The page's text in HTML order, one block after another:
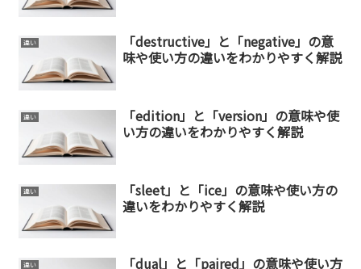
違い
「destructive」と「negative」の意
味や使い方の違いをわかりやすく解説
違い
「edition」と「version」の意味や使
い方の違いをわかりやすく解説
違い
「sleet」と「ice」の意味や使い方の
違いをわかりやすく解説
違い
「dual」と「paired」の意味や使い方